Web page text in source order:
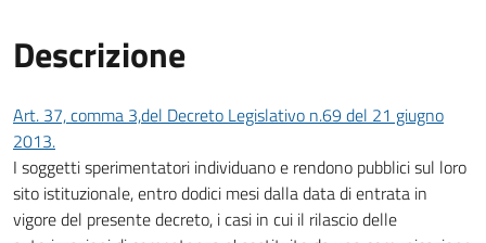
Descrizione
Art. 37, comma 3,del Decreto Legislativo n.69 del 21 giugno
2013.
I soggetti sperimentatori individuano e rendono pubblici sul loro
sito istituzionale, entro dodici mesi dalla data di entrata in
vigore del presente decreto, i casi in cui il rilascio delle